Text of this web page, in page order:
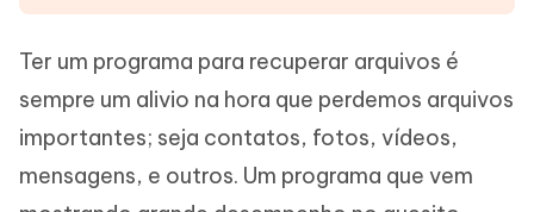
Ter um programa para recuperar arquivos é
sempre um alivio na hora que perdemos arquivos
importantes; seja contatos, fotos, vídeos,
mensagens, e outros. Um programa que vem